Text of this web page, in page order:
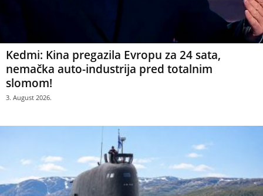
Kedmi: Kina pregazila Evropu za 24 sata,
nemačka auto-industrija pred totalnim
slomom!
3. August 2026.